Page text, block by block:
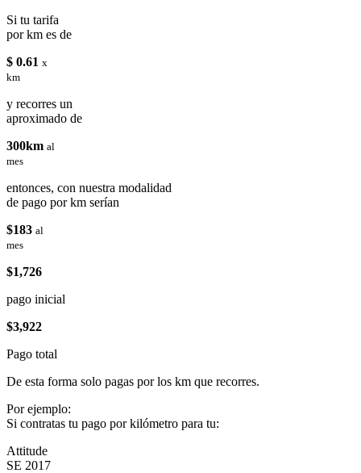
Si tu tarifa
por km es de
$ 0.61 x
km
y recorres un
aproximado de
300km al
mes
entonces, con nuestra modalidad
de pago por km serían
$183 al
mes
$1,726
pago inicial
$3,922
Pago total
De esta forma solo pagas por los km que recorres.
Por ejemplo:
Si contratas tu pago por kilómetro para tu:
Attitude
SE 2017